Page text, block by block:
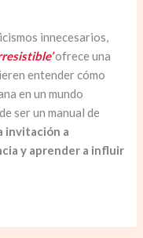
innecesarios,
ofrece una
entender cómo
en un mundo
ser un manual de
invitación a
y aprender a influir